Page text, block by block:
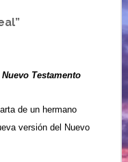
Testamento
de un hermano
versión del Nuevo